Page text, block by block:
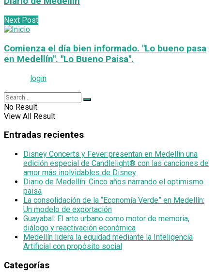
Next Post
Comienza el día bien informado. "Lo bueno pasa
en Medellín". "Lo Bueno Paisa".
login
No Result
View All Result
Entradas recientes
Disney Concerts y Fever presentan en Medellin una
edición especial de Candlelight® con las canciones de
amor más inolvidables de Disney
Diario de Medellín: Cinco años narrando el optimismo
paisa
La consolidación de la “Economía Verde” en Medellín:
Un modelo de exportación
Guayabal: El arte urbano como motor de memoria,
diálogo y reactivación económica
Medellín lidera la equidad mediante la Inteligencia
Artificial con propósito social
Categorías